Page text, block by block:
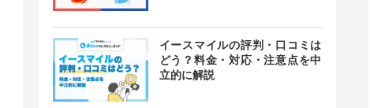
イースマイルの評判・口コミは
どう？料金・対応・注意点を中
立的に解説